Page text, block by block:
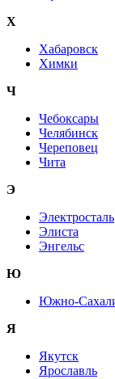
Х
Хабаровск
Химки
Ч
Чебоксары
Челябинск
Череповец
Чита
Э
Электросталь
Элиста
Энгельс
Ю
Южно-
Я
Якутск
Ярославль